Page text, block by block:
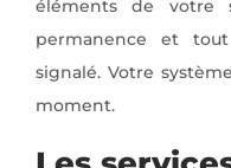
éléments de votre
permanence et
signalé. Votre
moment.